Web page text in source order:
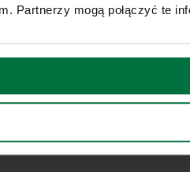
Partnerzy mogą połączyć te